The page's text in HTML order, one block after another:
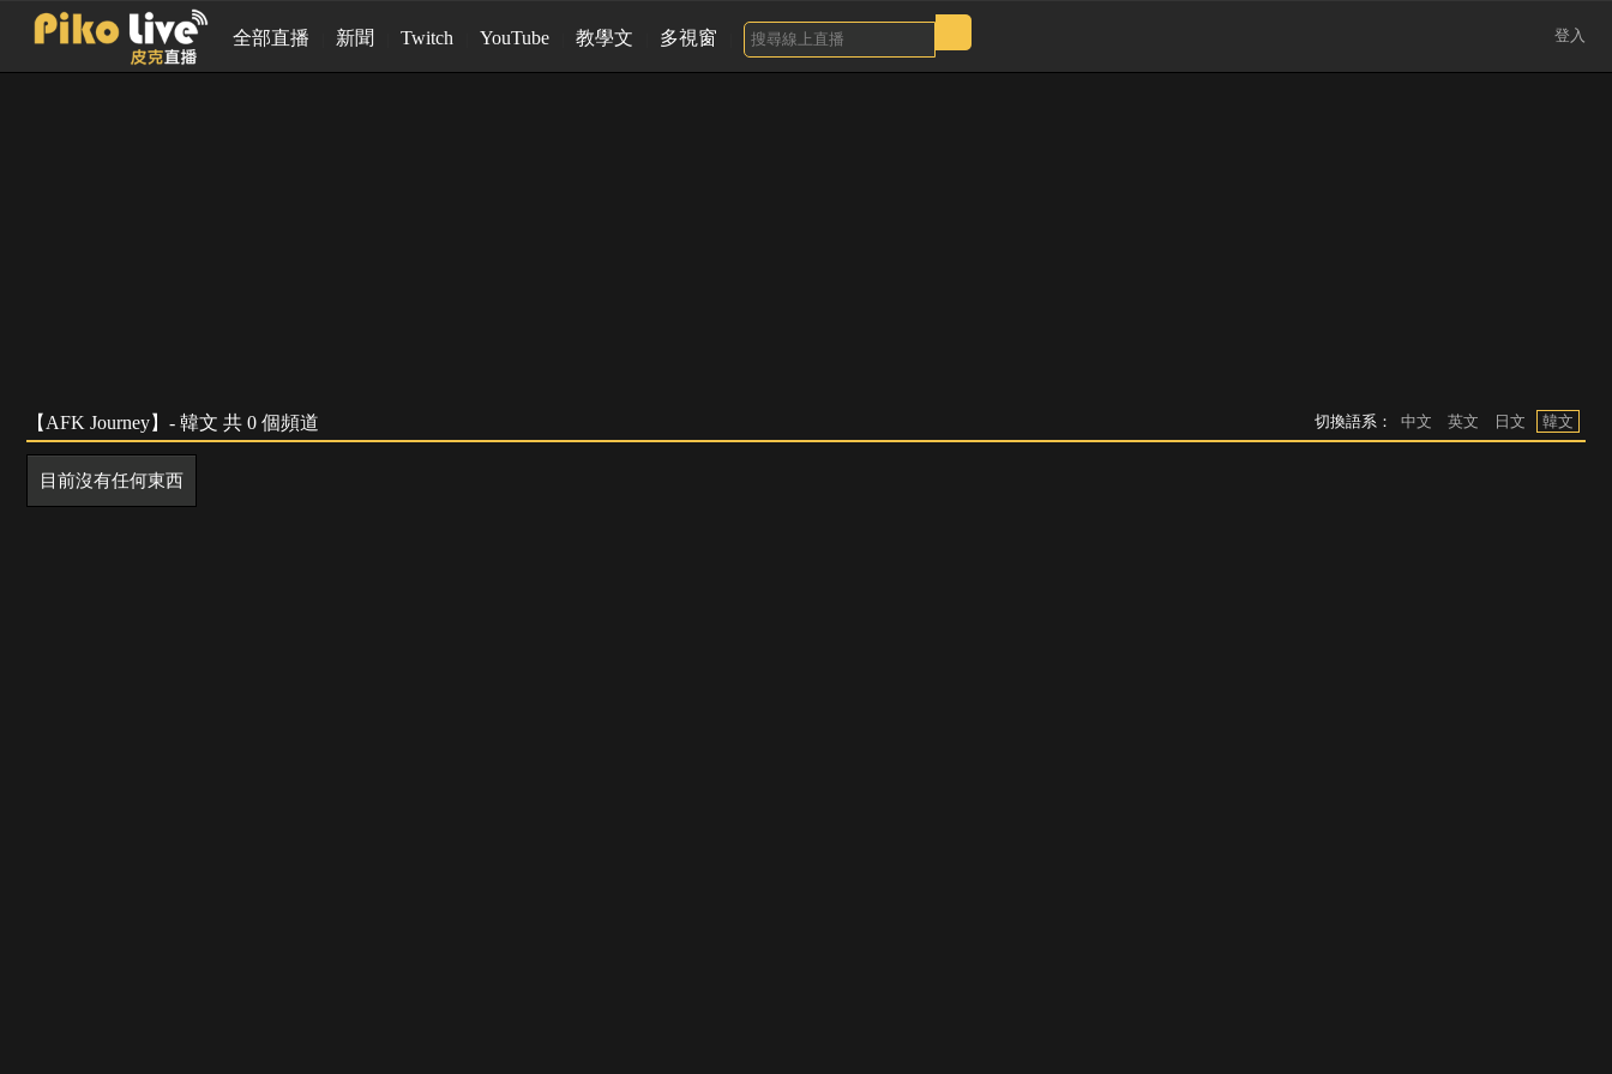
全部直播 新聞 Twitch YouTube 教學文 多視窗 登入
【AFK Journey】- 韓文 共 0 個頻道 切換語系： 中文 英文 日文 韓文
目前沒有任何東西